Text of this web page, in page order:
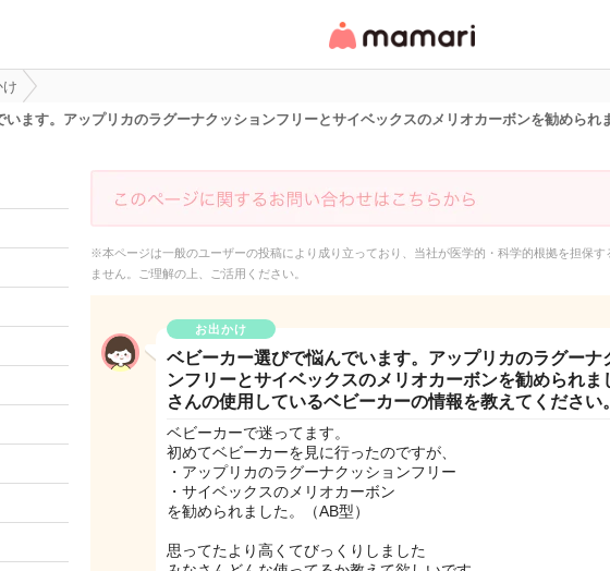
リ・情報サイト
け
います。アップリカのラグーナクッションフリーとサイベックスのメリオカーボンを勧めら
※本ページは一般のユーザーの投稿により成り立っており、当社が医学的・科学的根拠を担保す
ません。ご理解の上、ご活用ください。
お出かけ
ベビーカー選びで悩んでいます。アップリカのラグーナ
ンフリーとサイベックスのメリオカーボンを勧められま
さんの使用しているベビーカーの情報を教えてください。
ベビーカーで迷ってます。
初めてベビーカーを見に行ったのですが、
・アップリカのラグーナクッションフリー
・サイベックスのメリオカーボン
を勧められました。（AB型）
思ってたより高くてびっくりしました